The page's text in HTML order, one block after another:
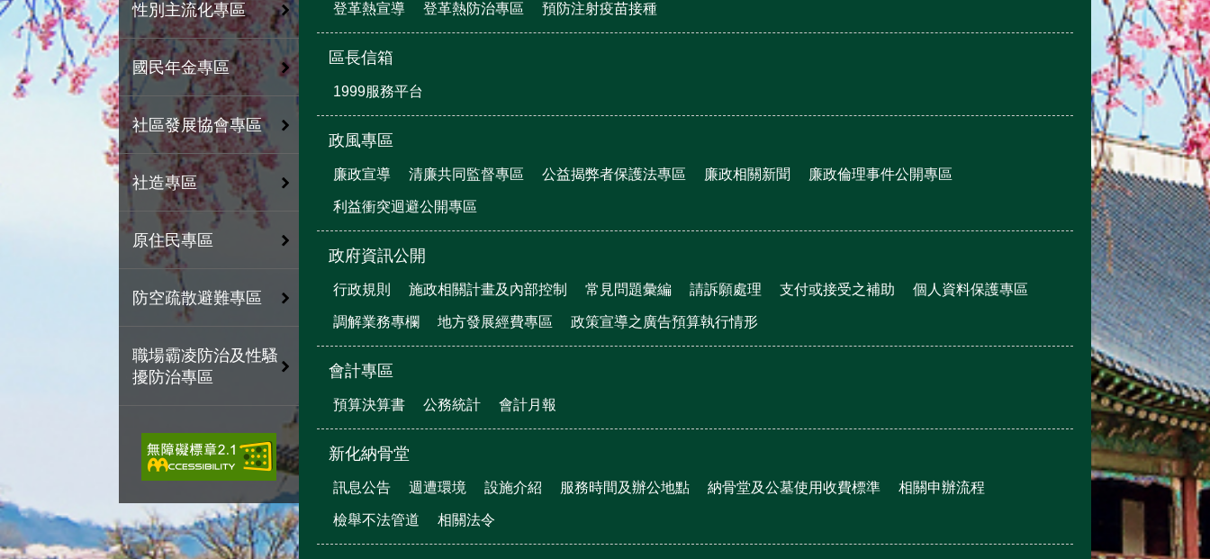
性別主流化專區
國民年金專區
社區發展協會專區
社造專區
原住民專區
防空疏散避難專區
職場霸凌防治及性騷
擾防治專區
登革熱宣導 登革熱防治專區 預防注射疫苗接種
區長信箱
1999服務平台
政風專區
廉政宣導 清廉共同監督專區 公益揭弊者保護法專區 廉政相關新聞 廉政倫理事件公開專區
利益衝突迴避公開專區
政府資訊公開
行政規則 施政相關計畫及內部控制 常見問題彙編 請訴願處理 支付或接受之補助 個人資料保護專區
調解業務專欄 地方發展經費專區 政策宣導之廣告預算執行情形
會計專區
預算決算書 公務統計 會計月報
新化納骨堂
訊息公告 週遭環境 設施介紹 服務時間及辦公地點 納骨堂及公墓使用收費標準 相關申辦流程
檢舉不法管道 相關法令